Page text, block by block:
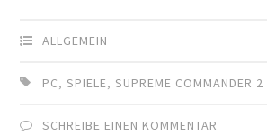
ALLGEMEIN
PC,SPIELE,SUPREME COMMANDER 2
SCHREIBE EINEN KOMMENTAR